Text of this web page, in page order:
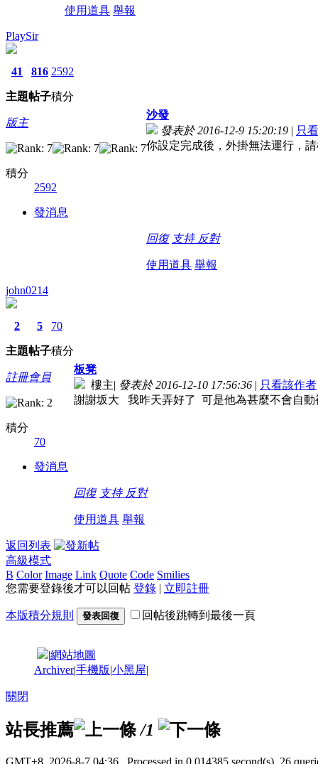
使用道具 舉報
PlaySir
41
主題
816
帖子
2592
積分
版主
積分
2592
發消息
沙發
發表於 2016-12-9 15:20:19 | 只
你設定完成後，外掛無法運行，
回復 支持 反對
使用道具 舉報
john0214
2
主題
5
帖子
70
積分
註冊會員
積分
70
發消息
板凳
樓主| 發表於 2016-12-10 17:56:36 | 只看該作者
謝謝坂大 我昨天弄好了 可是他為甚麼不會自動
回復 支持 反對
使用道具 舉報
返回列表
高級模式
B Color Image Link Quote Code Smilies
您需要登錄後才可以回帖 登錄 | 立即註冊
本版積分規則 發表回復 回帖後跳轉到最後一頁
|網站地圖
Archiver|手機版|小黑屋|
關閉
站長推薦 /1
GMT+8, 2026-8-7 04:36 , Processed in 0.014385 second(s), 26